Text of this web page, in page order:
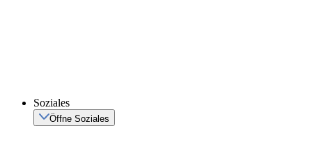
Soziales
Öffne Soziales